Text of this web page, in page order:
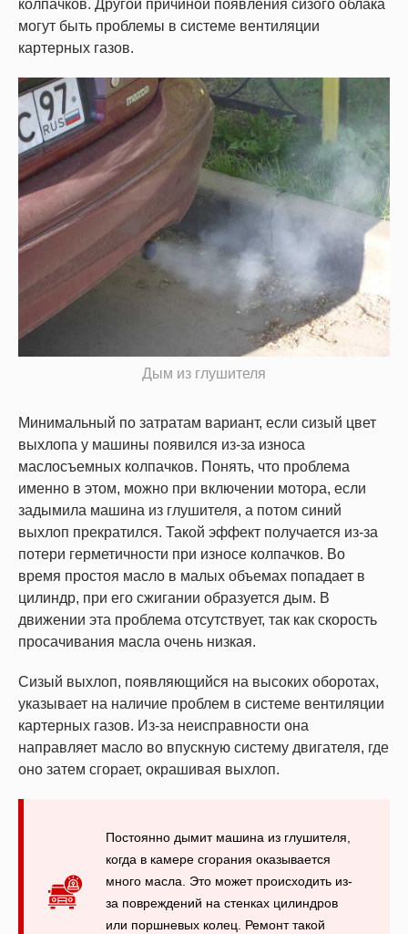
колпачков. Другой причиной появления сизого облака
могут быть проблемы в системе вентиляции
картерных газов.
Дым из глушителя
Минимальный по затратам вариант, если сизый цвет
выхлопа у машины появился из-за износа
маслосъемных колпачков. Понять, что проблема
именно в этом, можно при включении мотора, если
задымила машина из глушителя, а потом синий
выхлоп прекратился. Такой эффект получается из-за
потери герметичности при износе колпачков. Во
время простоя масло в малых объемах попадает в
цилиндр, при его сжигании образуется дым. В
движении эта проблема отсутствует, так как скорость
просачивания масла очень низкая.
Сизый выхлоп, появляющийся на высоких оборотах,
указывает на наличие проблем в системе вентиляции
картерных газов. Из-за неисправности она
направляет масло во впускную систему двигателя, где
оно затем сгорает, окрашивая выхлоп.
Постоянно дымит машина из глушителя,
когда в камере сгорания оказывается
много масла. Это может происходить из-
за повреждений на стенках цилиндров
или поршневых колец. Ремонт такой